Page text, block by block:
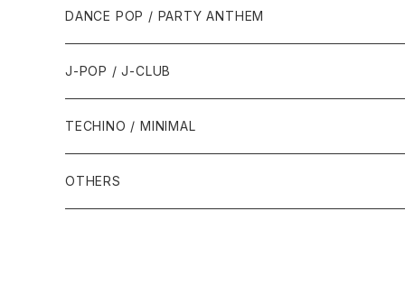
1995年
1996年
2001年
2005年
2010年
2011年
1999年
2001年
2005年
1987年
1990年
1991年
2000年代
1990年
1991年
2000年代
2000年
2001年
1980年代
1985年・以前
1986年
1990年代
1990年
1991年
2000年代
2000年
DANCE POP / PARTY ANTHEM
1980年代
1988年・以前
1989年
1990年代
1990年
2000年代
J-POP / J-CLUB
1980年代
1990年代
TECHINO / MINIMAL
OTHERS